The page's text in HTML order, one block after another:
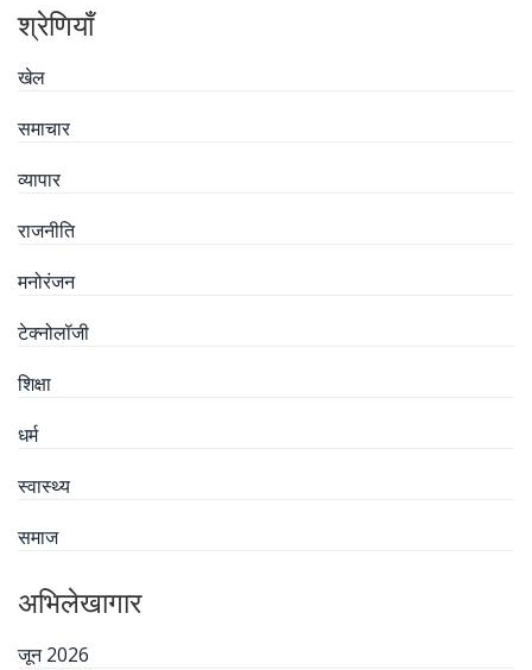
श्रेणियाँ
खेल
समाचार
व्यापार
राजनीति
मनोरंजन
टेक्नोलॉजी
शिक्षा
धर्म
स्वास्थ्य
समाज
अभिलेखागार
जून 2026